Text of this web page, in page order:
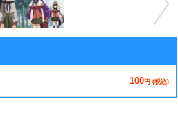
100円 (税込)